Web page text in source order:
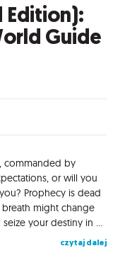
Edition):
Guide
commanded by
or will you
Prophecy is dead
might change
czytaj dalej